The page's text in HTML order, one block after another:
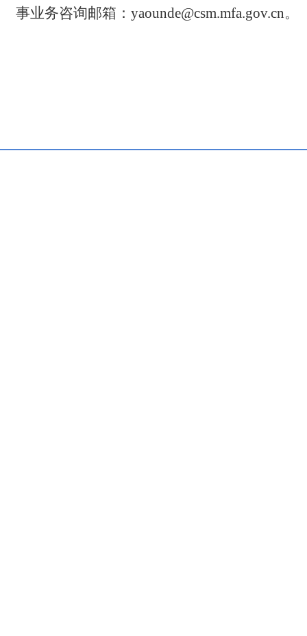
事业务咨询邮箱： yaounde@csm.mfa.gov.cn。